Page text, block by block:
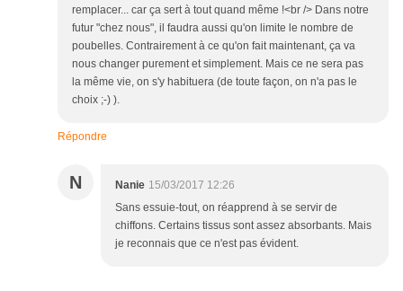
remplacer... car ça sert à tout quand même !<br /> Dans notre
futur "chez nous", il faudra aussi qu'on limite le nombre de
poubelles. Contrairement à ce qu'on fait maintenant, ça va
nous changer purement et simplement. Mais ce ne sera pas
la même vie, on s'y habituera (de toute façon, on n'a pas le
choix ;-) ).
Répondre
N Nanie 15/03/2017 12:26
Sans essuie-tout, on réapprend à se servir de
chiffons. Certains tissus sont assez absorbants. Mais
je reconnais que ce n'est pas évident.